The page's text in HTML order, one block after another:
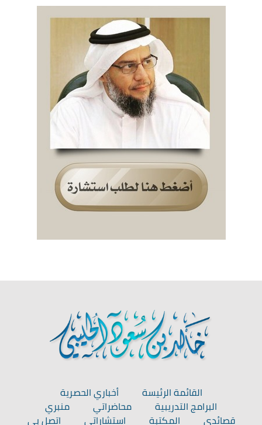
القائمة الرئيسة
أخباري الحصرية
البرامج التدريبية
محاضراتي
منبري
قصائدي
المكتبة استشاراتي اتصل بي